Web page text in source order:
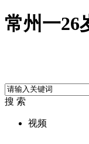
常州一26
搜 索
视频